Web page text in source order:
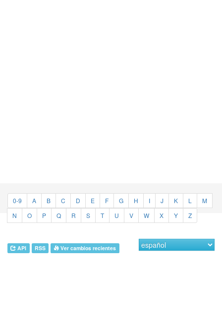
0-9 A B C D E F G H I J K L
M
N
O P Q R S T U V W X Y Z
API RSS Ver cambios recientes